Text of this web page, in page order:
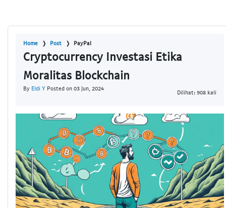
Home Post PayPal
Cryptocurrency Investasi Etika
Moralitas Blockchain
By Eldi Y Posted on 03 Jun, 2024
Dilihat: 908 kali